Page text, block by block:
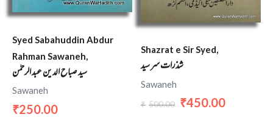
Syed Sabahuddin Abdur
Rahman Sawaneh,
سید صباح الدین عبد الرحمٰن
Sawaneh
₹250.00
Shazrat e Sir Syed,
شذرات سر سید
Sawaneh
₹ 500.00 ₹450.00